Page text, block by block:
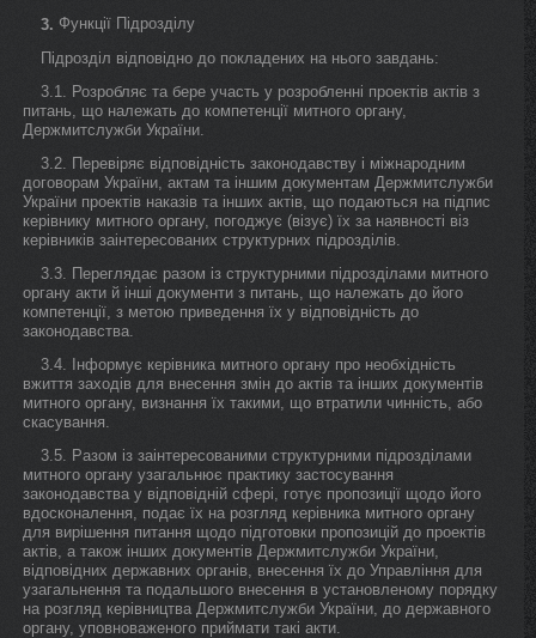
3. Функції Підрозділу
Підрозділ відповідно до покладених на нього завдань:
3.1. Розробляє та бере участь у розробленні проектів актів з
питань, що належать до компетенції митного органу,
Держмитслужби України.
3.2. Перевіряє відповідність законодавству і міжнародним
договорам України, актам та іншим документам Держмитслужби
України проектів наказів та інших актів, що подаються на підпис
керівнику митного органу, погоджує (візує) їх за наявності віз
керівників заінтересованих структурних підрозділів.
3.3. Переглядає разом із структурними підрозділами митного
органу акти й інші документи з питань, що належать до його
компетенції, з метою приведення їх у відповідність до
законодавства.
3.4. Інформує керівника митного органу про необхідність
вжиття заходів для внесення змін до актів та інших документів
митного органу, визнання їх такими, що втратили чинність, або
скасування.
3.5. Разом із заінтересованими структурними підрозділами
митного органу узагальнює практику застосування
законодавства у відповідній сфері, готує пропозиції щодо його
вдосконалення, подає їх на розгляд керівника митного органу
для вирішення питання щодо підготовки пропозицій до проектів
актів, а також інших документів Держмитслужби України,
відповідних державних органів, внесення їх до Управління для
узагальнення та подальшого внесення в установленому порядку
на розгляд керівництва Держмитслужби України, до державного
органу, уповноваженого приймати такі акти.